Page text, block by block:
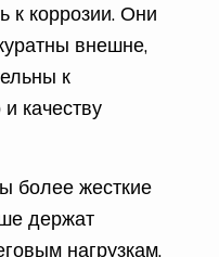
к коррозии. Они
внешне,
к
качеству
более жесткие
держат
нагрузкам,